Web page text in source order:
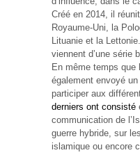
Créé en 2014, il
Royaume-Uni, la
Lituanie et la
viennent d’une série
En même temps que
également envoyé
participer aux
derniers ont consisté
communication de
guerre hybride, sur
islamique ou encore